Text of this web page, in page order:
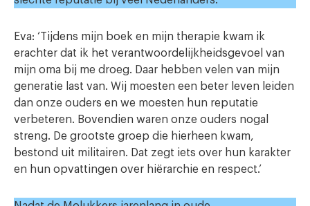
Eva: ‘Tijdens mijn boek en mijn therapie kwam ik
erachter dat ik het verantwoordelijkheidsgevoel van
mijn oma bij me droeg. Daar hebben velen van mijn
generatie last van. Wij moesten een beter leven leiden
dan onze ouders en we moesten hun reputatie
verbeteren. Bovendien waren onze ouders nogal
streng. De grootste groep die hierheen kwam,
bestond uit militairen. Dat zegt iets over hun karakter
en hun opvattingen over hiërarchie en respect.’